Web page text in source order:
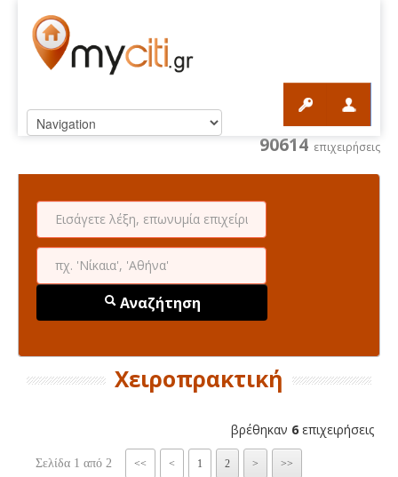
90614 επιχειρήσεις
Αναζήτηση
Χειροπρακτική
βρέθηκαν 6 επιχειρήσεις
Σελίδα 1 από 2 << < 1 2 > >>